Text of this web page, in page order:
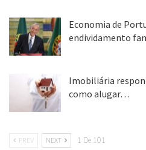
Economia de
endividamento
Imobiliária
como alugar…
PREV NEXT 1 De 101